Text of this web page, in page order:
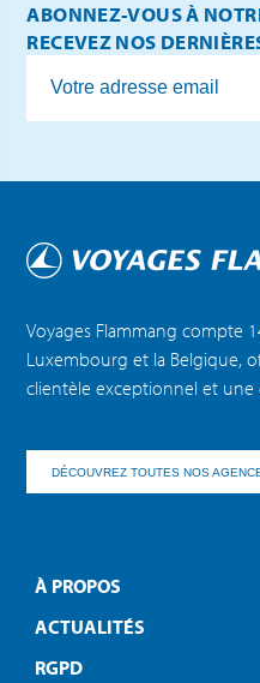
ABONNEZ-VOUS À
RECEVEZ NOS
Voyages Flammang compte
Luxembourg et la Belgique,
clientèle exceptionnel et une
DÉCOUVREZ TOUTES NOS
À PROPOS
ACTUALITÉS
RGPD